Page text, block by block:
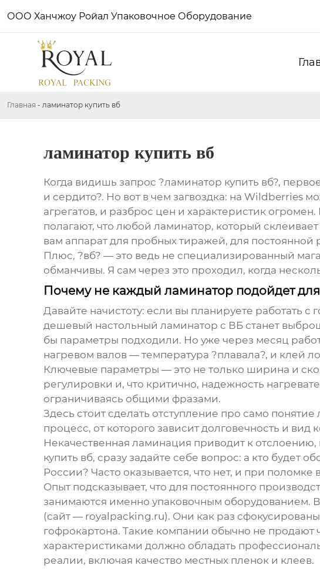
ООО Ханчжоу Ройал Упаковочное Оборудование
Главная - ламинатор купить вб
ламинатор купить вб
Когда видишь запрос ?ламинатор купить вб?,
и сердито?. Но вот в чем загвоздка: на Wildberries
агрегатов, и разброс цен и характеристик
полагают, что любой ламинатор, который
вам аппарат для пробных тиражей, для
Плюс, ?вб? — это ведь не специализированный
обманчивы. Я сам через это проходил, когда
Почему не каждый ламинатор подойдет
Давайте начистоту: если вы планируете работать
дешевый настольный ламинатор с ВБ станет
бы параметры подходили. Но уже через месяц
нагревом валов — температура ?плавала?, и клей
Ключевые параметры — это не только ширина и
регулировки и, что критично, надежность
ограничиваясь общими фразами.
Здесь стоит сделать отступление про само
процесс, от которого зависит долговечность и
Некачественная ламинация приводит к
купить вб, сразу задайте себе вопрос: а кто будет
России? Часто оказывается, что нет, и при
Опыт подсказывает, что для постоянного
занимаются именно упаковочным оборудованием.
(сайт — royalpacking.ru). Они как раз
гофрокартона. Такие компании обычно не продают
характеристиками должно обладать
реалии, включая качество местных пленок и клеев.